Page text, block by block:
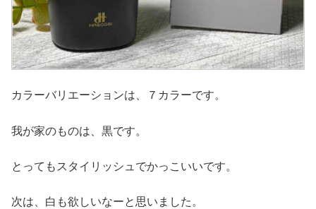
カラーバリエーションは、７カラーです。
我が家のものは、黒です。
とってもスタイリッシュでかっこいいです。
次は、白も欲しいなーと思いました。